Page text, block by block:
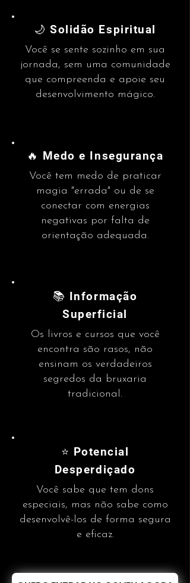
🌙 Solidão Espiritual
Você se sente sozinho em sua
jornada, sem uma comunidade
que compreenda e apoie seu
desenvolvimento mágico.
🔥 Medo e Insegurança
Você tem medo de praticar
magia "errada" ou de se
conectar com energias
negativas por falta de
orientação adequada.
📚 Informação
Superficial
Os livros e cursos que você
encontra são rasos, não
ensinam os verdadeiros
segredos da bruxaria
tradicional.
⭐ Potencial
Desperdiçado
Você sabe que tem dons
especiais, mas não sabe como
desenvolvê-los de forma segura
e eficaz.